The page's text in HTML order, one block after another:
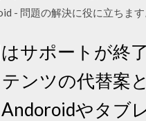
- 問題の解決に役に立ちます
サポートが終
ンツの代替案
やタブ